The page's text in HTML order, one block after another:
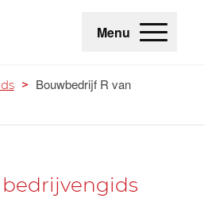
Menu
> Bouwbedrijf R van
bedrijvengids